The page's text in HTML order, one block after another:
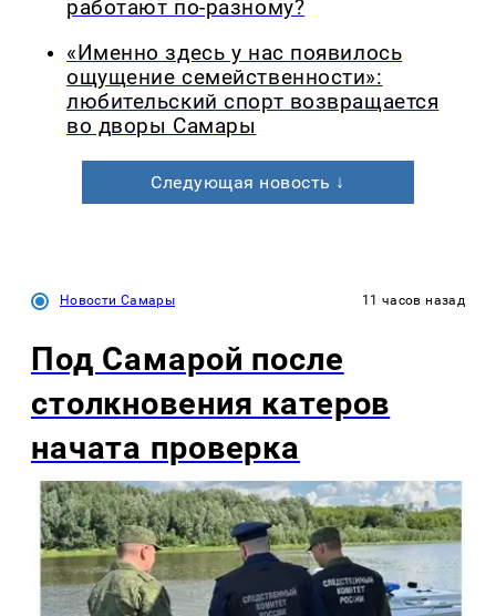
работают по-разному?
«Именно здесь у нас появилось
ощущение семейственности»:
любительский спорт возвращается
во дворы Самары
Следующая новость ↓
Новости Самары 11 часов назад
Под Самарой после
столкновения катеров
начата проверка